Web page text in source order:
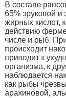
В составе
65% эруковой
жирных кислот,
действию
числе и рыб.
происходит
приводит к
организма, к
наблюдается
как рыбы
арахиновой,